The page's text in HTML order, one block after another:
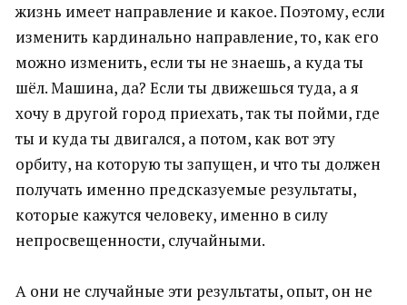
жизнь имеет направление и какое. Поэтому, если
изменить кардинально направление, то, как его
можно изменить, если ты не знаешь, а куда ты
шёл. Машина, да? Если ты движешься туда, а я
хочу в другой город приехать, так ты пойми, где
ты и куда ты двигался, а потом, как вот эту
орбиту, на которую ты запущен, и что ты должен
получать именно предсказуемые результаты,
которые кажутся человеку, именно в силу
непросвещенности, случайными.
А они не случайные эти результаты, опыт, он не